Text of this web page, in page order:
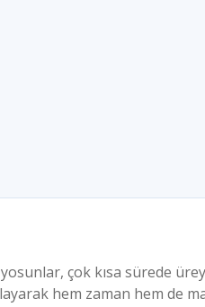
çok kısa sürede
hem zaman hem de